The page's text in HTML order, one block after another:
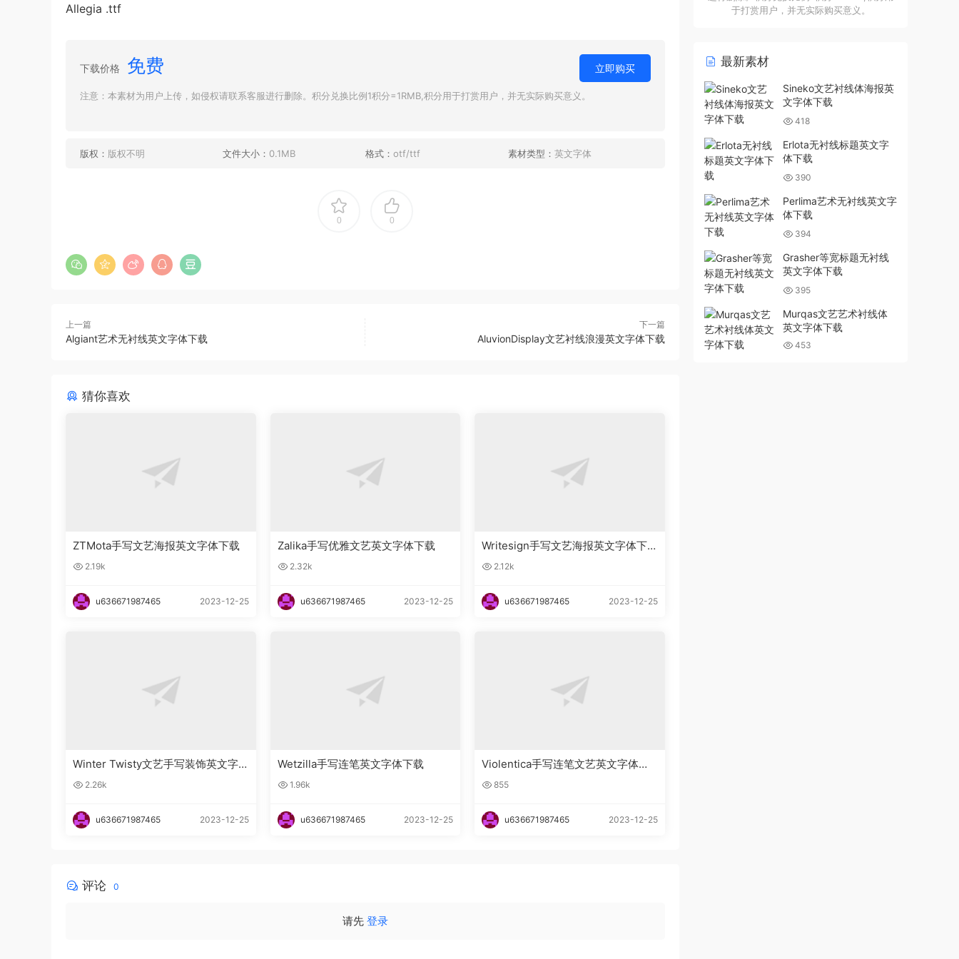
Allegia .ttf
下载价格 免费 立即购买
注意：本素材为用户上传，如侵权请联系客服进行删除。积分兑换比例1积分=1RMB,积分用于打赏用户，并无实际购买意义。
版权： 版权不明 文件大小： 0.1MB 格式： otf/ttf 素材类型： 英文字体
0 0
上一篇
Algiant艺术无衬线英文字体下载
下一篇
AluvionDisplay文艺衬线浪漫英文字体下载
猜你喜欢
ZTMota手写文艺海报英文字体下载
2.19k
u636671987465 2023-12-25
Zalika手写优雅文艺英文字体下载
2.32k
u636671987465 2023-12-25
Writesign手写文艺海报英文字体下
载 2.12k
u636671987465 2023-12-25
Winter Twisty文艺手写装饰英文字
体下载
2.26k
u636671987465 2023-12-25
Wetzilla手写连笔英文字体下载
1.96k
u636671987465 2023-12-25
Violentica手写连笔文艺英文字体下
载 855
u636671987465 2023-12-25
评论 0
请先 登录
于打赏用户，并无实际购买意义。
最新素材
Sineko文艺衬线体海报英
文字体下载
418
Erlota无衬线标题英文字
体下载
390
Perlima艺术无衬线英文字
体下载
394
Grasher等宽标题无衬线
英文字体下载
395
Murqas文艺艺术衬线体
英文字体下载
453